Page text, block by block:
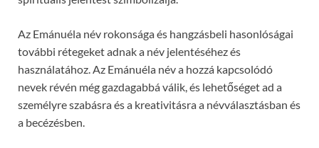
Az Emánuéla név rokonsága és hangzásbeli hasonlóságai
további rétegeket adnak a név jelentéséhez és
használatához. Az Emánuéla név a hozzá kapcsolódó
nevek révén még gazdagabbá válik, és lehetőséget ad a
személyre szabásra és a kreativitásra a névválasztásban és
a becézésben.